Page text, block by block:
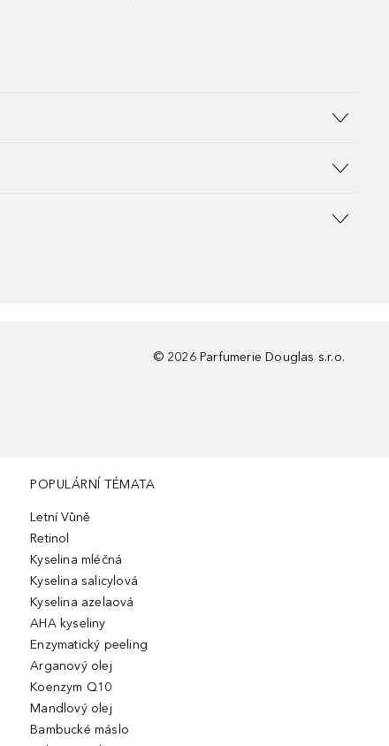
© 2026 Parfumerie Douglas s.r.o.
POPULÁRNÍ TÉMATA
Letní Vůně
Retinol
Kyselina mléčná
Kyselina salicylová
Kyselina azelaová
AHA kyseliny
Enzymatický peeling
Arganový olej
Koenzym Q10
Mandlový olej
Bambucké máslo